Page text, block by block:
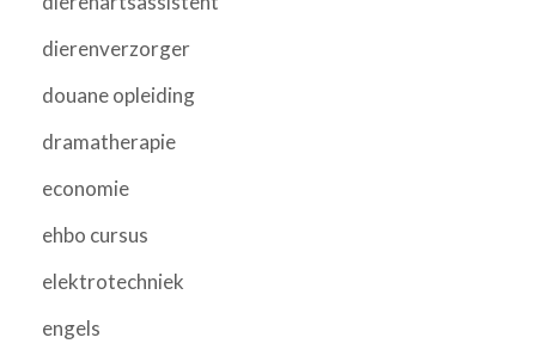
dierenverzorger
douane opleiding
dramatherapie
economie
ehbo cursus
elektrotechniek
engels